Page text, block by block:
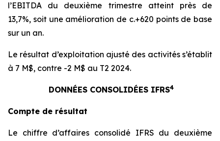
l’EBITDA du deuxième trimestre atteint près de
13,7%, soit une amélioration de c.+620 points de base
sur un an.
Le résultat d’exploitation ajusté des activités s’établit
à 7 M$, contre -2 M$ au T2 2024.
DONNÉES CONSOLIDÉES IFRS4
Compte de résultat
Le chiffre d’affaires consolidé IFRS du deuxième